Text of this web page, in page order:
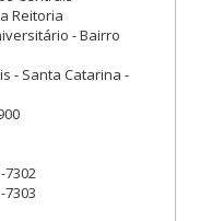
Reitoria
- Bairro
- Santa Catarina -
7302
7303